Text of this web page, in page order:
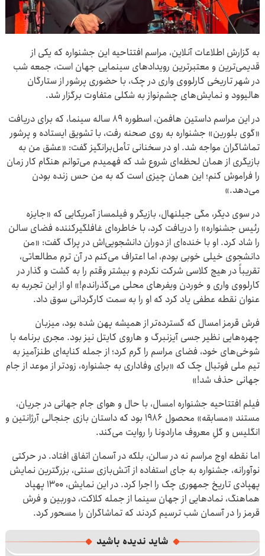
به گزارش اطلاعات آنلاین، مراسم افتتاحیه این جشنواره که یکی از
قدیمی‌ترین و معتبرترین رویدادهای سینمایی جهان است، جمعه شب
در شهر تاریخی کارلووی واری در چک، با حضوری پرشور از ستارگان
هالیوود و نمایش‌های چشم‌نواز به شکلی متفاوت برگزار شد.
در این مراسم داستین هافمن، اسطوره ۸۹ ساله سینما، که برای دریافت
«گوی بلورین» جشنواره به روی صحنه رفت، با تشویق ایستاده و پرشور
تماشاگران مواجه شد. او در سخنانی تأمل‌برانگیز گفت: «عشق من به
بازیگری از همان لحظه‌ای شروع شد که فهمیدم می‌توانم هنگام کار زمان
را فراموش کنم؛ این همان چیزی است که به من حس زنده بودن
می‌دهد.»
در سوی دیگر، مگی جیلنهال، بازیگر و فیلمساز آمریکایی که «جایزه
رئیس جشنواره» را دریافت کرد، با خاطره‌ای غافلگیرکننده فضای سالن
را شاد کرد. او با خنده‌ای از دوران دانشجویی‌اش در پراگ گفت: «من
دانشجوی خیلی خوبی بودم، اما اعتراف می‌کنم در آن ترم مطالعاتی،
تقریباً در هیچ کلاسی شرکت نکردم و بیشتر وقتم را به گشت‌ و گذار در
کارلووی واری و خوردن ویفرهای محلی می‌گذراندم!» او از این تجربه به
عنوان نقطه عطفی یاد کرد که او را به سمت کارگردانی سوق داد.
فرش قرمز امسال که گسترده‌تر از همیشه پهن شده بود، میزبان
چهره‌هایی نظیر جسی آیزنبرگ و هاروی کایتل نیز بود. مجری برنامه با
شوخی‌های خود، فضای مراسم را گرم کرد؛ از جمله کنایه‌ای طنزآمیز به
تیم ملی فوتبال چک که «برای وفاداری به جشنواره، زودتر از موعد از جام
جهانی حذف شد!»
فیلم افتتاحیه جشنواره امسال، با حال و هوای جام جهانی در جریان،
مستند «مسابقه» محصول ۱۹۸۶ بود که داستان بازی جنجالی آرژانتین و
انگلیس و گلِ معروف مارادونا را روایت می‌کند.
اما نقطه اوج مراسم نه در سالن، بلکه در آسمان اتفاق افتاد. در حرکتی
نوآورانه، جشنواره به جای استفاده از آتش‌بازی سنتی، بزرگترین نمایش
پهپادی تاریخ جمهوری چک را اجرا کرد. در این نمایش، ۱۳۰۰ پهپاد
هماهنگ، نمادهایی از جهان سینما از جمله کلاکت، دوربین و فرش
قرمز را در آسمان شب ترسیم کردند که تماشاگران را مسحور کرد.
شاید ندیده باشید